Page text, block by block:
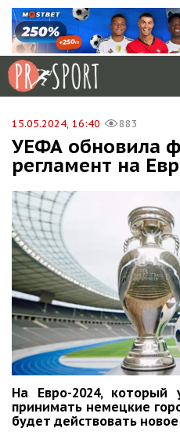
15.05.2024, 16:40 883
УЕФА обновила
регламент на
На Евро-2024,
принимать немецкие
будет действовать